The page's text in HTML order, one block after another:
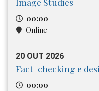
Image Studies
00:00
Online
20 OUT 2026
Fact-checking e
00:00